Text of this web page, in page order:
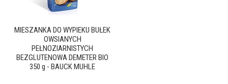
MIESZANKA DO WYPIEKU BUŁEK
OWSIANYCH
PEŁNOZIARNISTYCH
BEZGLUTENOWA DEMETER BIO
350 g - BAUCK MUHLE